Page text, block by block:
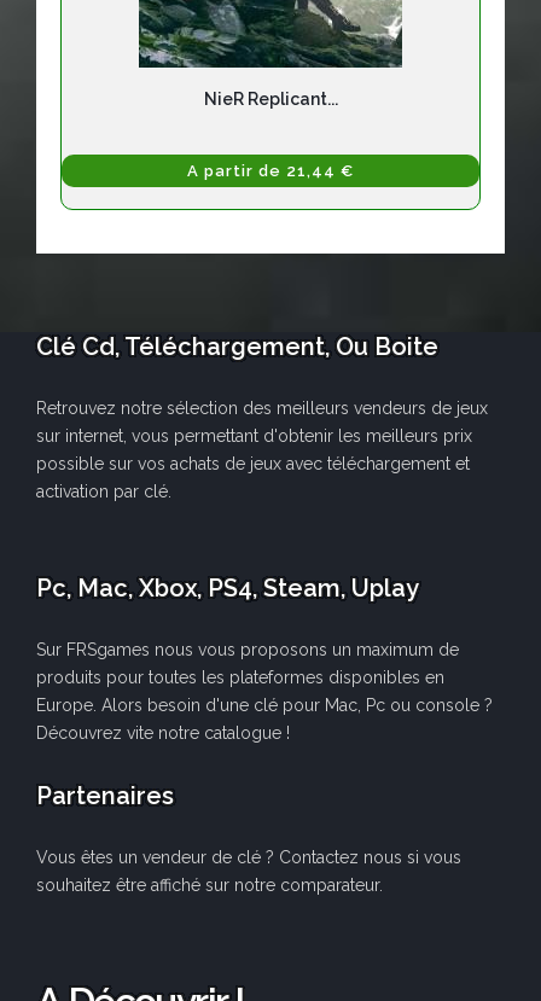
NieR Replicant...
A partir de 21,44 €
Clé Cd, Téléchargement, Ou Boite
Retrouvez notre sélection des meilleurs vendeurs de jeux
sur internet, vous permettant d'obtenir les meilleurs prix
possible sur vos achats de jeux avec téléchargement et
activation par clé.
Pc, Mac, Xbox, PS4, Steam, Uplay
Sur FRSgames nous vous proposons un maximum de
produits pour toutes les plateformes disponibles en
Europe. Alors besoin d'une clé pour Mac, Pc ou console ?
Découvrez vite notre catalogue !
Partenaires
Vous êtes un vendeur de clé ? Contactez nous si vous
souhaitez être affiché sur notre comparateur.